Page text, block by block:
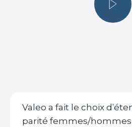
Valeo a fait le choix
parité femmes/hommes